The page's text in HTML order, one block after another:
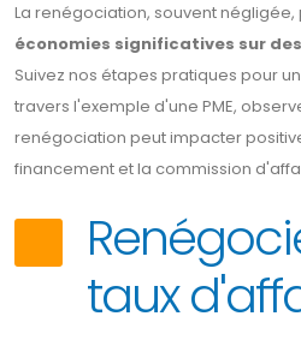
La renégociation, souvent
économies significatives sur
Suivez nos étapes pratiques pour
travers l'exemple d'une PME,
renégociation peut impacter
financement et la commission
taux